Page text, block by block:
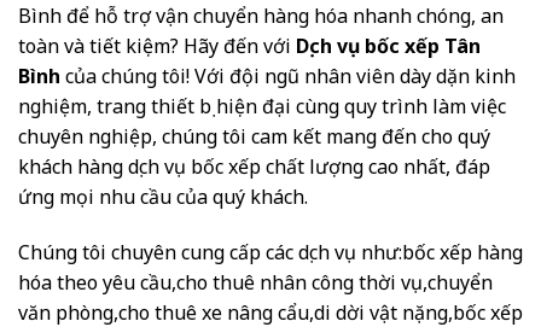
Bình để hỗ trợ vận chuyển hàng hóa nhanh chóng, an
toàn và tiết kiệm? Hãy đến với Dịch vụ bốc xếp Tân
Bình của chúng tôi! Với đội ngũ nhân viên dày dặn kinh
nghiệm, trang thiết bị hiện đại cùng quy trình làm việc
chuyên nghiệp, chúng tôi cam kết mang đến cho quý
khách hàng dịch vụ bốc xếp chất lượng cao nhất, đáp
ứng mọi nhu cầu của quý khách.
Chúng tôi chuyên cung cấp các dịch vụ như:bốc xếp hàng
hóa theo yêu cầu,cho thuê nhân công thời vụ,chuyển
văn phòng,cho thuê xe nâng cẩu,di dời vật nặng,bốc xếp